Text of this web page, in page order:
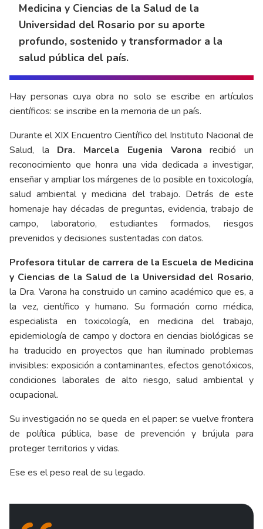
Medicina y Ciencias de la Salud de la
Universidad del Rosario por su aporte
profundo, sostenido y transformador a la
salud pública del país.
Hay personas cuya obra no solo se escribe en artículos
científicos: se inscribe en la memoria de un país.
Durante el XIX Encuentro Científico del Instituto Nacional de
Salud, la Dra. Marcela Eugenia Varona recibió un
reconocimiento que honra una vida dedicada a investigar,
enseñar y ampliar los márgenes de lo posible en toxicología,
salud ambiental y medicina del trabajo. Detrás de este
homenaje hay décadas de preguntas, evidencia, trabajo de
campo, laboratorio, estudiantes formados, riesgos
prevenidos y decisiones sustentadas con datos.
Profesora titular de carrera de la Escuela de Medicina
y Ciencias de la Salud de la Universidad del Rosario,
la Dra. Varona ha construido un camino académico que es, a
la vez, científico y humano. Su formación como médica,
especialista en toxicología, en medicina del trabajo,
epidemiología de campo y doctora en ciencias biológicas se
ha traducido en proyectos que han iluminado problemas
invisibles: exposición a contaminantes, efectos genotóxicos,
condiciones laborales de alto riesgo, salud ambiental y
ocupacional.
Su investigación no se queda en el paper: se vuelve frontera
de política pública, base de prevención y brújula para
proteger territorios y vidas.
Ese es el peso real de su legado.